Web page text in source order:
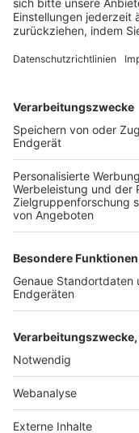
FOLGE DEM BFV
TOP-VEREINE
TOP-PARTNER
Nutzungsbedingungen